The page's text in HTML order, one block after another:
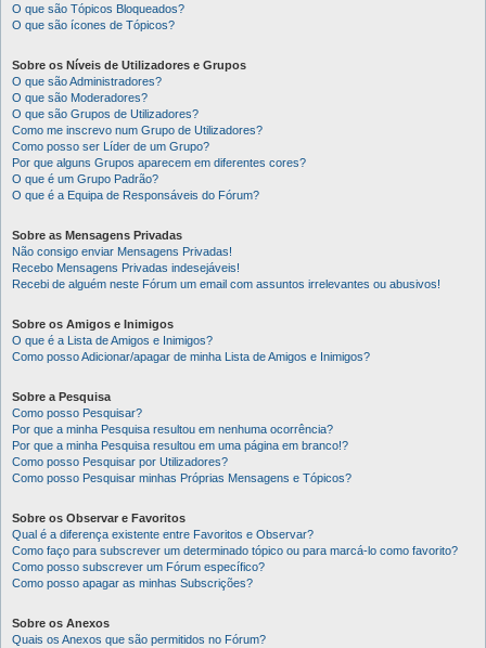
O que são Tópicos Bloqueados?
O que são ícones de Tópicos?
Sobre os Níveis de Utilizadores e Grupos
O que são Administradores?
O que são Moderadores?
O que são Grupos de Utilizadores?
Como me inscrevo num Grupo de Utilizadores?
Como posso ser Líder de um Grupo?
Por que alguns Grupos aparecem em diferentes cores?
O que é um Grupo Padrão?
O que é a Equipa de Responsáveis do Fórum?
Sobre as Mensagens Privadas
Não consigo enviar Mensagens Privadas!
Recebo Mensagens Privadas indesejáveis!
Recebi de alguém neste Fórum um email com assuntos irrelevantes ou abusivos!
Sobre os Amigos e Inimigos
O que é a Lista de Amigos e Inimigos?
Como posso Adicionar/apagar de minha Lista de Amigos e Inimigos?
Sobre a Pesquisa
Como posso Pesquisar?
Por que a minha Pesquisa resultou em nenhuma ocorrência?
Por que a minha Pesquisa resultou em uma página em branco!?
Como posso Pesquisar por Utilizadores?
Como posso Pesquisar minhas Próprias Mensagens e Tópicos?
Sobre os Observar e Favoritos
Qual é a diferença existente entre Favoritos e Observar?
Como faço para subscrever um determinado tópico ou para marcá-lo como favorito?
Como posso subscrever um Fórum específico?
Como posso apagar as minhas Subscrições?
Sobre os Anexos
Quais os Anexos que são permitidos no Fórum?